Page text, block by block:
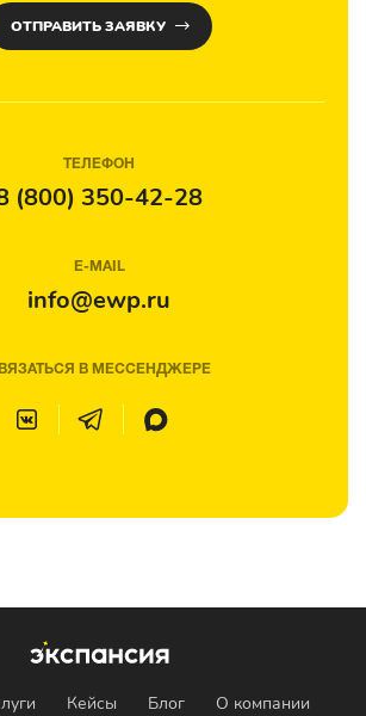
ОТПРАВИТЬ ЗАЯВКУ
ТЕЛЕФОН
(800) 350-42-28
E-MAIL
info@ewp.ru
В МЕССЕНДЖЕРЕ
Кейсы Блог О компании